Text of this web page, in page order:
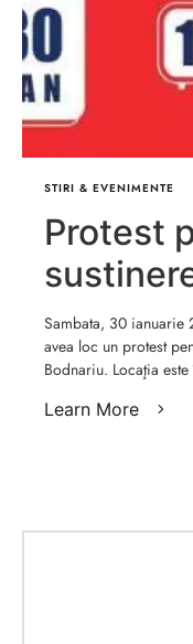
STIRI & EVENIMENTE
Protest
Australia
Sambata, 30 ianuarie
avea loc un protest
Bodnariu. Locaţia
Learn More